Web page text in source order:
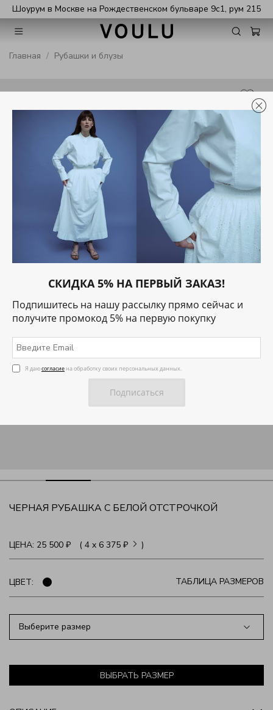
Шоурум в Москве на Рождественском бульваре 9с1, рум 215
Главная Рубашки и блузы
ЧЕРНАЯ РУБАШКА С БЕЛОЙ ОТСТРОЧКОЙ
ЦЕНА: 25 500 ₽ ( 4 x 6 375 ₽ )
ЦВЕТ: ТАБЛИЦА РАЗМЕРОВ
ВЫБРАТЬ РАЗМЕР
Выберите размер
СКИДКА 5% НА ПЕРВЫЙ ЗАКАЗ!
Подпишитесь на нашу рассылку прямо сейчас и
получите промокод 5% на первую покупку
Я даюсогласие на обработку своих персональных данных.